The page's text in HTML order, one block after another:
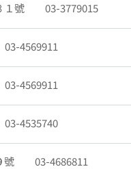
１號 03-3779015
03-4569911
03-4569911
03-4535740
號 03-4686811